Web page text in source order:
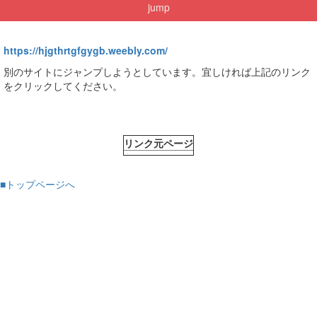
jump
https://hjgthrtgfgygb.weebly.com/
別のサイトにジャンプしようとしています。宜しければ上記のリンク
をクリックしてください。
リンク元ページ
■トップページへ